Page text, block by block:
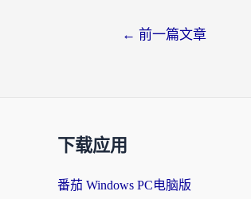
← 前一篇文章
下载应用
番茄 Windows PC电脑版